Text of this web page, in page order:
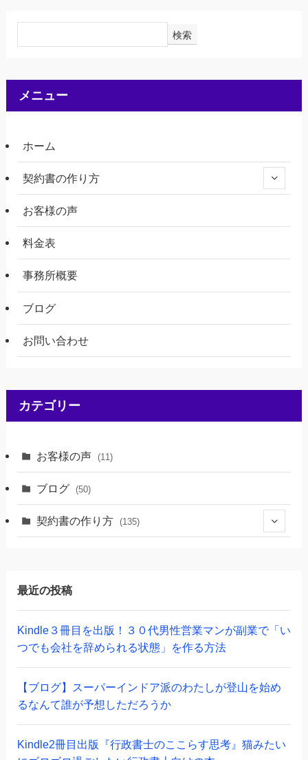
検索
メニュー
ホーム
契約書の作り方
お客様の声
料金表
事務所概要
ブログ
お問い合わせ
カテゴリー
お客様の声 (11)
ブログ (50)
契約書の作り方 (135)
(20)
最近の投稿
Kindle３冊目を出版！３０代男性営業マンが副業で「い
つでも会社を辞められる状態」を作る方法
【ブログ】スーパーインドア派のわたしが登山を始め
るなんて誰が予想しただろうか
Kindle2冊目出版『行政書士のここらす思考』猫みたい